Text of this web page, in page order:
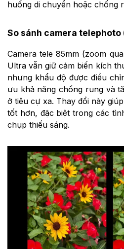
huống di chuyển hoặc chống
So sánh camera telephoto
Camera tele 85mm (zoom
Ultra vẫn giữ cảm biến kích
nhưng khẩu độ được điều
ưu khả năng chống rung và
ở tiêu cự xa. Thay đổi này
tốt hơn, đặc biệt trong các
chụp thiếu sáng.